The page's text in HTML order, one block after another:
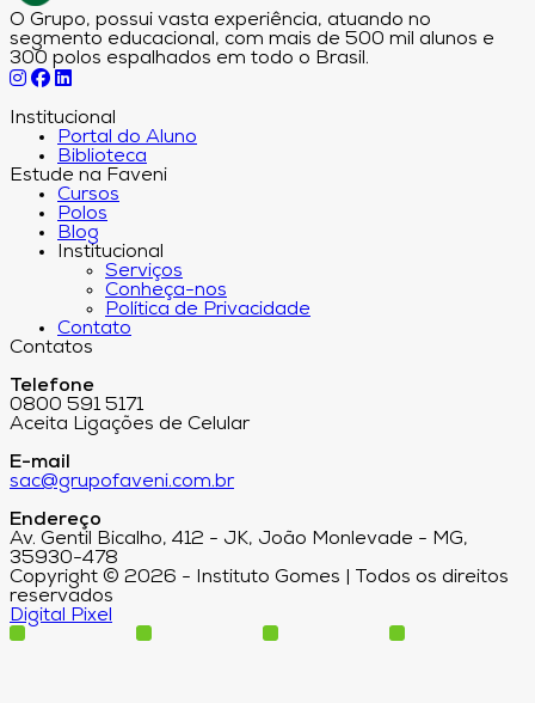
O Grupo, possui vasta experiência, atuando no
segmento educacional, com mais de 500 mil alunos e
300 polos espalhados em todo o Brasil.
Institucional
Portal do Aluno
Biblioteca
Estude na Faveni
Cursos
Polos
Blog
Institucional
Serviços
Conheça-nos
Política de Privacidade
Contato
Contatos
Telefone
0800 591 5171
Aceita Ligações de Celular
E-mail
sac@grupofaveni.com.br
Endereço
Av. Gentil Bicalho, 412 - JK, João Monlevade - MG,
35930-478
Copyright © 2026 - Instituto Gomes | Todos os direitos
reservados
Digital Pixel